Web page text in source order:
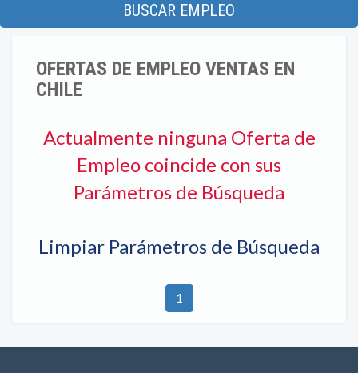
BUSCAR EMPLEO
OFERTAS DE EMPLEO VENTAS EN
CHILE
Actualmente ninguna Oferta de
Empleo coincide con sus
Parámetros de Búsqueda
Limpiar Parámetros de Búsqueda
1